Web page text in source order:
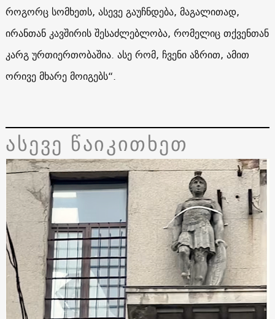
როგორც სომხეთს, ასევე გაუჩნდება, მაგალითად,
ირანთან კავშირის შესაძლებლობა, რომელიც თქვენთან
კარგ ურთიერთობაშია. ასე რომ, ჩვენი აზრით, ამით
ორივე მხარე მოიგებს“.
ასევე წაიკითხეთ